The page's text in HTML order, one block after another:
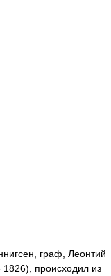
граф, Леонтий
1826), происходил из